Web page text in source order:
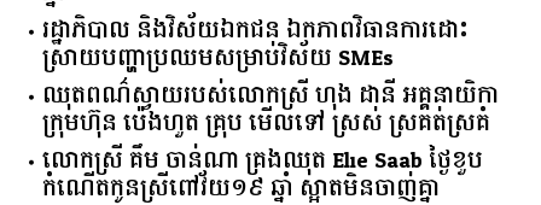
រដ្ឋាភិបាល​ ​និង​វិស័យ​ឯកជន ​ឯកភាព​វិធានការ​ដោះ
ស្រាយ​បញ្ហា​ប្រឈម​​សម្រាប់​វិស័យ​ ​SMEs​
ឈុតពណ៌ស្វាយរបស់លោកស្រី ហុង ដានី អគ្គ​នាយិកា​
ក្រុមហ៊ុន ប៉េងហួត គ្រុប មើលទៅ ស្រស់ ស្រគត់ស្រគំ
លោកស្រី គឹម ចាន់ណា គ្រងឈុត Elie Saab ថ្ងៃខួប
កំណើតកូនស្រីពៅវ័យ១៩ ឆ្នាំ ស្អាតមិនចាញ់គ្នា